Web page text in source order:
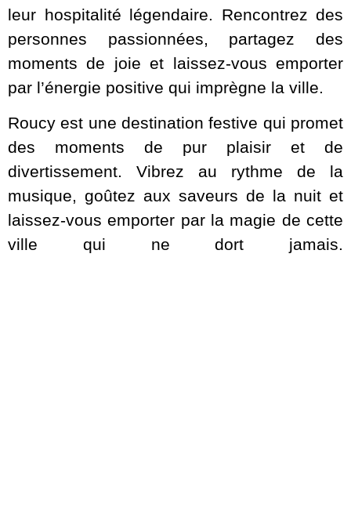
leur hospitalité légendaire. Rencontrez des
personnes passionnées, partagez des
moments de joie et laissez-vous emporter
par l’énergie positive qui imprègne la ville.
Roucy est une destination festive qui promet
des moments de pur plaisir et de
divertissement. Vibrez au rythme de la
musique, goûtez aux saveurs de la nuit et
laissez-vous emporter par la magie de cette
ville qui ne dort jamais.